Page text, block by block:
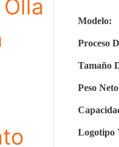
Modelo:
Proceso
Tamaño
Peso
Logotipo